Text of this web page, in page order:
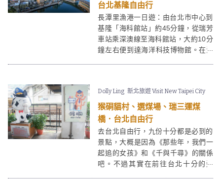
台北基隆自由行
長潭里漁港一日遊：由台北市中心到
基隆「海科館站」約45分鐘，從瑞芳
車站乘深澳線至海科館站，大約10分
鐘左右便到達海洋科技博物館。在海
果想到台北周邊之旅，又已到過九份
和十分等必到景點，可以考慮基隆長
潭里漁港這條路線。
Dolly Ling 新北旅遊 Visit New Taipei City
猴硐貓村、選煤場、瑞三運煤
橋．台北自由行
去台北自由行，九份十分都是必到的
景點，大概是因為《那些年，我們一
起追的女孩》和《千與千尋》的關係
吧。不過其實在前往台北十分的途